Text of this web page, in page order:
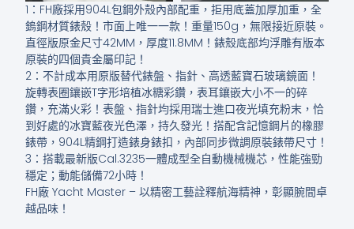
1：FH廠採用904L包鋼外殼內部配重，拒用底蓋加厚加重，全
鎢鋼材質錶殼！市面上唯一一款！重量150g，無限接近原裝。
直徑版原金尺寸42MM，厚度11.8MM！錶殼底部均浮雕有版本
原裝的四個貴金屬印記！
2：不計成本用原版替代錶盤、指針、高透藍寶石玻璃鏡面！
旋轉表圈鑲嵌T字形培植冰糖彩鑽，表耳鑲嵌大小不一的碎
鑽，充滿火彩！表盤、指針均採用瑞士進口夜光填充粉末，恰
到好處的冰寶藍夜光色澤，持久發光！搭配含記憶鋼片的橡膠
錶帶，904L精鋼打造錶身錶扣，內部同步微調原裝錶帶尺寸！
3：搭載最新版Cal.3235一體成型全自動機械機芯，性能強勁
穩定；動能儲備72小時！
FH廠 Yacht Master – 以精密工藝詮釋航海精神，彰顯腕間卓
越品味！